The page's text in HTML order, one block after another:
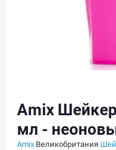
Amix
мл -
Amix Великобритания